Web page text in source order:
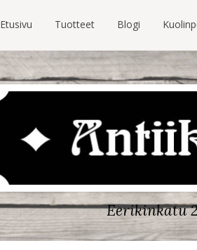
Etusivu Tuotteet Blogi
Eerikinkatu